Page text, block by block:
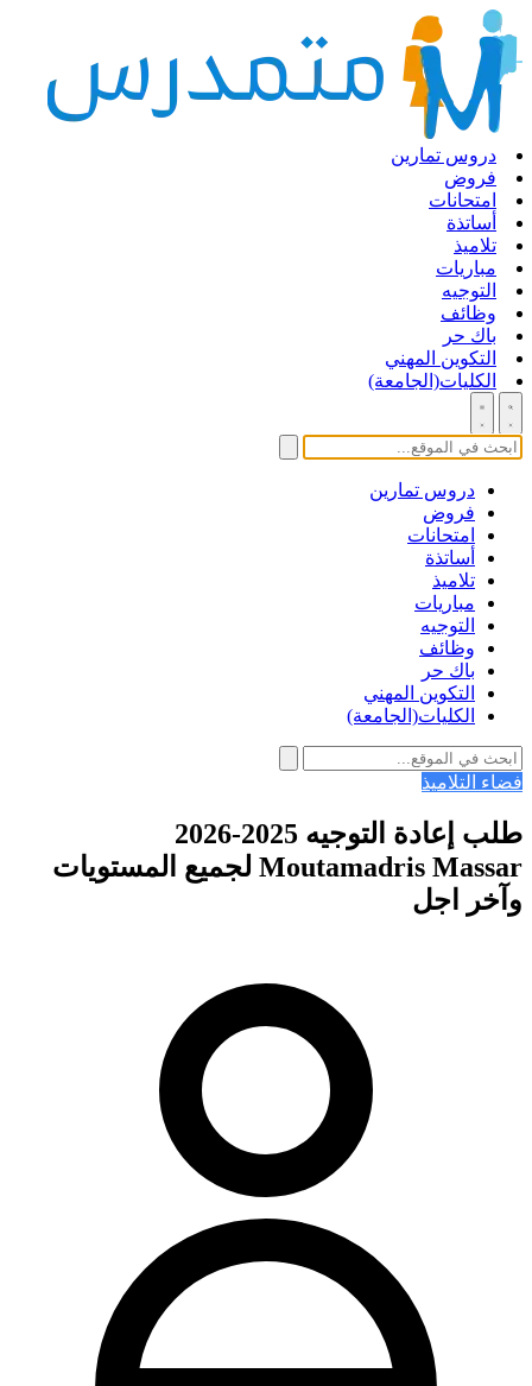
دروس تمارين
فروض
امتحانات
أساتذة
تلاميذ
مباريات
التوجيه
وظائف
باك حر
التكوين المهني
الكليات(الجامعة)
دروس تمارين
فروض
امتحانات
أساتذة
تلاميذ
مباريات
التوجيه
وظائف
باك حر
التكوين المهني
الكليات(الجامعة)
فضاء التلاميذ
طلب إعادة التوجيه 2025-2026
Moutamadris Massar لجميع المستويات
وآخر اجل